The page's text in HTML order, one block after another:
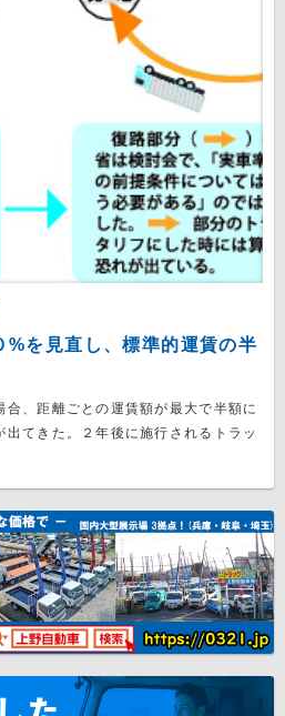
を見直し、標準的運賃の半
合、距離ごとの運賃額が最大で半額に
出てきた。２年後に施行されるトラッ